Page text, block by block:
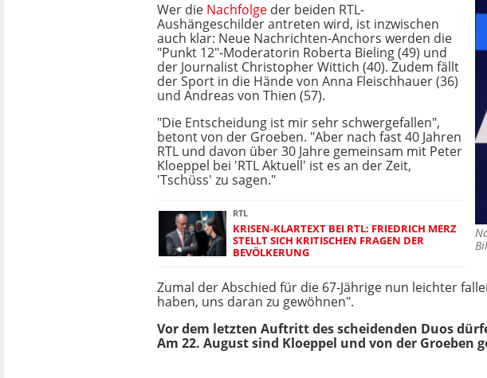
Wer die Nachfolge der beiden RTL-
Aushängeschilder antreten wird, ist inzwischen
auch klar: Neue Nachrichten-Anchors werden die
"Punkt 12"-Moderatorin Roberta Bieling (49) und
der Journalist Christopher Wittich (40). Zudem fällt
der Sport in die Hände von Anna Fleischhauer (36)
und Andreas von Thien (57).
"Die Entscheidung ist mir sehr schwergefallen",
betont von der Groeben. "Aber nach fast 40 Jahren
RTL und davon über 30 Jahre gemeinsam mit Peter
Kloeppel bei 'RTL Aktuell' ist es an der Zeit,
'Tschüss' zu sagen."
RTL
KRISEN-KLARTEXT BEI RTL: FRIEDRICH MERZ
STELLT SICH KRITISCHEN FRAGEN DER
BEVÖLKERUNG
Zumal der Abschied für die 67-Jährige nun leichter
haben, uns daran zu gewöhnen".
Vor dem letzten Auftritt des scheidenden Duos
Am 22. August sind Kloeppel und von der Groeben